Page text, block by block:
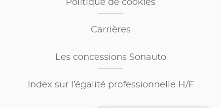
Politique de cookies
Carrières
Les concessions Sonauto
Index sur l’égalité professionnelle H/F